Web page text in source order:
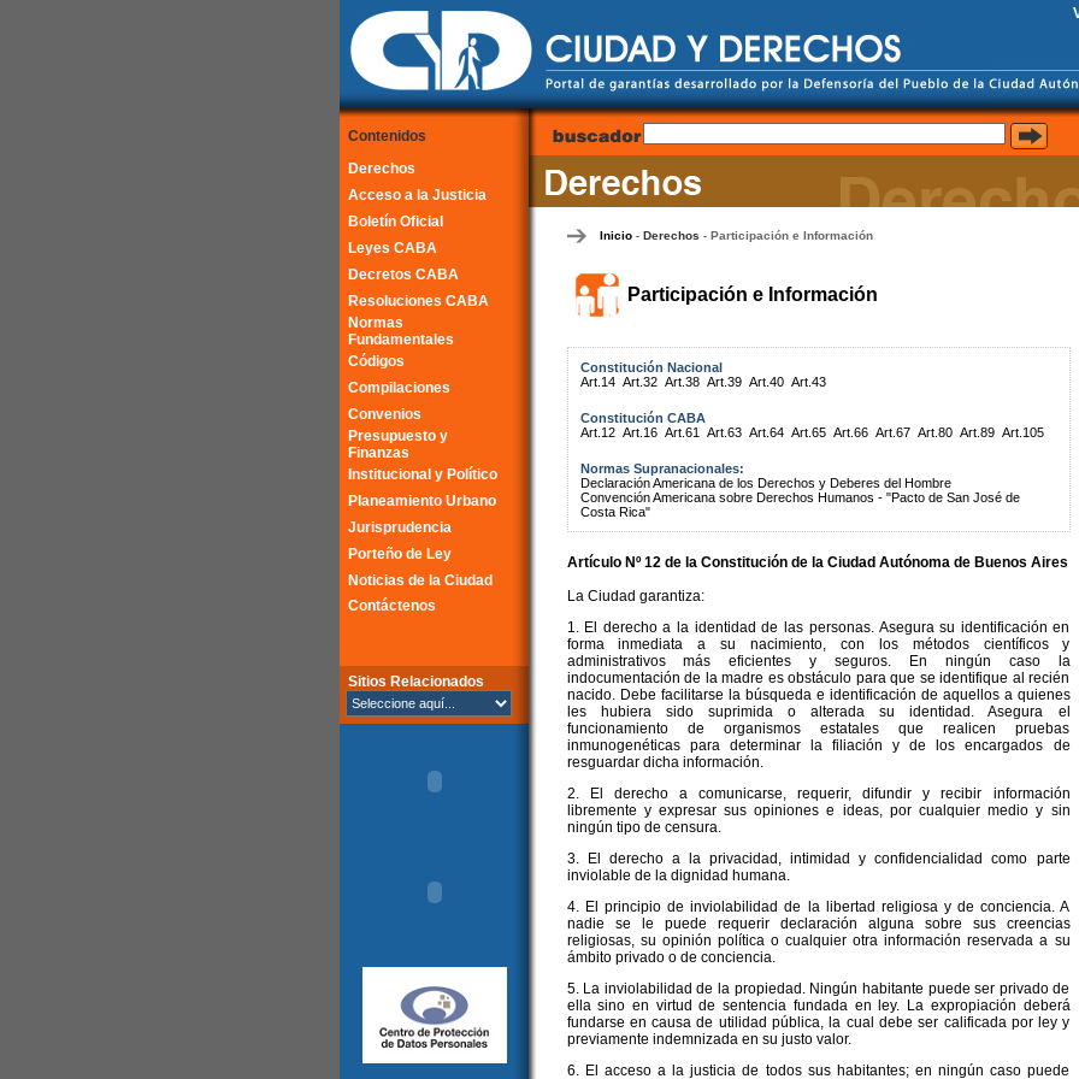
Contenidos
Derechos
Acceso a la Justicia
Boletín Oficial
Leyes CABA
Decretos CABA
Resoluciones CABA
Normas
Fundamentales
Códigos
Compilaciones
Convenios
Presupuesto y
Finanzas
Institucional y Político
Planeamiento Urbano
Jurisprudencia
Porteño de Ley
Noticias de la Ciudad
Contáctenos
Sitios Relacionados
Inicio- Derechos - Participación e Información
Participación e Información
Constitución Nacional
Art.14 Art.32 Art.38 Art.39 Art.40 Art.43
Constitución CABA
Art.12 Art.16 Art.61 Art.63 Art.64 Art.65 Art.66 Art.67 Art.80 Art.89 Art.105
Normas Supranacionales:
Declaración Americana de los Derechos y Deberes del Hombre
Convención Americana sobre Derechos Humanos - "Pacto de San José de
Costa Rica"
Artículo Nº 12 de la Constituciónde la Ciudad Autónoma de Buenos Aires
La Ciudad garantiza:
1. El derecho a la identidad de las personas. Asegura su identificación en
forma inmediata a su nacimiento, con los métodos científicos y
administrativos más eficientes y seguros. En ningún caso la
indocumentación de la madre es obstáculo para que se identifique al recién
nacido. Debe facilitarse la búsqueda e identificación de aquellos a quienes
les hubiera sido suprimida o alterada su identidad. Asegura el
funcionamiento de organismos estatales que realicen pruebas
inmunogenéticas para determinar la filiación y de los encargados de
resguardar dicha información.
2. El derecho a comunicarse, requerir, difundir y recibir información
libremente y expresar sus opiniones e ideas, por cualquier medio y sin
ningún tipo de censura.
3. El derecho a la privacidad, intimidad y confidencialidad como parte
inviolable de la dignidad humana.
4. El principio de inviolabilidad de la libertad religiosa y de conciencia. A
nadie se le puede requerir declaración alguna sobre sus creencias
religiosas, su opinión política o cualquier otra información reservada a su
ámbito privado o de conciencia.
5. La inviolabilidad de la propiedad. Ningún habitante puede ser privado de
ella sino en virtud de sentencia fundada en ley. La expropiación deberá
fundarse en causa de utilidad pública, la cual debe ser calificada por ley y
previamente indemnizada en su justo valor.
6. El acceso a la justicia de todos sus habitantes; en ningún caso puede